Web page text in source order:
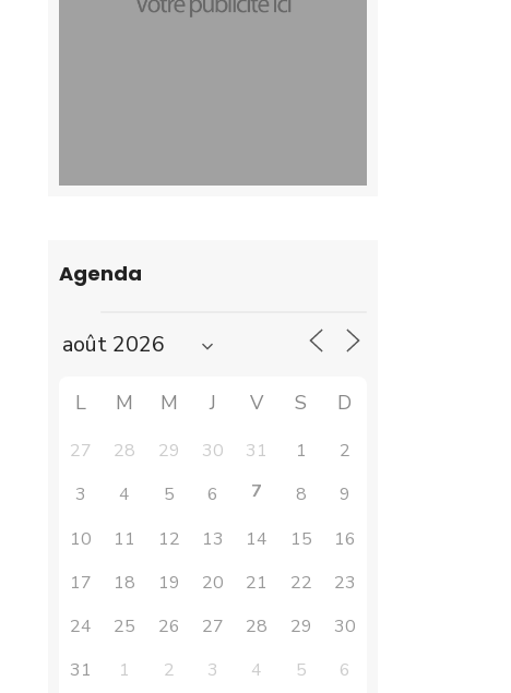
Agenda
L M M J V S D
27 28 29 30 31 1
2
3
4 5 6 7 8
9
10
11 12 13 14 15
16
17
18 19 20 21 22
23
24
25 26 27 28 29
30
31
1 2 3 4 5 6